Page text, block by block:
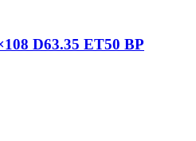
D63.35 ET50 BP